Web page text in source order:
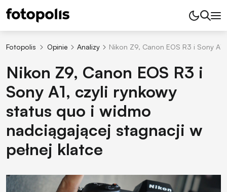
Fotopolis Opinie Analizy Nikon Z9, Canon EOS R3 i Sony
Nikon Z9, Canon EOS R3 i
Sony A1, czyli rynkowy
status quo i widmo
nadciągającej stagnacji w
pełnej klatce